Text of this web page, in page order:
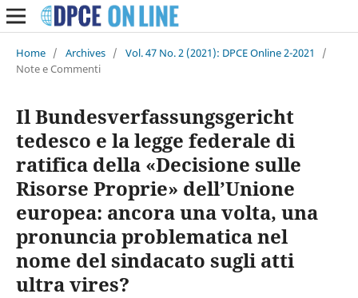
Home / Archives / Vol. 47 No. 2 (2021): DPCE Online 2-2021
/
Note e Commenti
Il Bundesverfassungsgericht
tedesco e la legge federale di
ratifica della «Decisione sulle
Risorse Proprie» dell’Unione
europea: ancora una volta, una
pronuncia problematica nel
nome del sindacato sugli atti
ultra vires?